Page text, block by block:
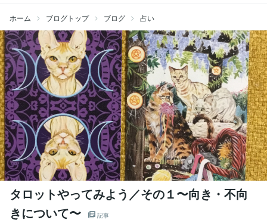
ホーム ブログトップ ブログ 占い
タロットやってみよう／その１〜向き・不向
きについて〜
記事